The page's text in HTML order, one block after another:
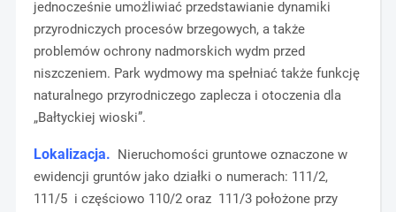
jednocześnie umożliwiać przedstawianie dynamiki
przyrodniczych procesów brzegowych, a także
problemów ochrony nadmorskich wydm przed
niszczeniem. Park wydmowy ma spełniać także funkcję
naturalnego przyrodniczego zaplecza i otoczenia dla
„Bałtyckiej wioski”.
Lokalizacja. Nieruchomości gruntowe oznaczone w
ewidencji gruntów jako działki o numerach: 111/2,
111/5 i częściowo 110/2 oraz 111/3 położone przy